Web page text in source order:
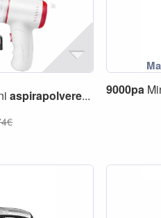
aspirapolvere...
9000pa